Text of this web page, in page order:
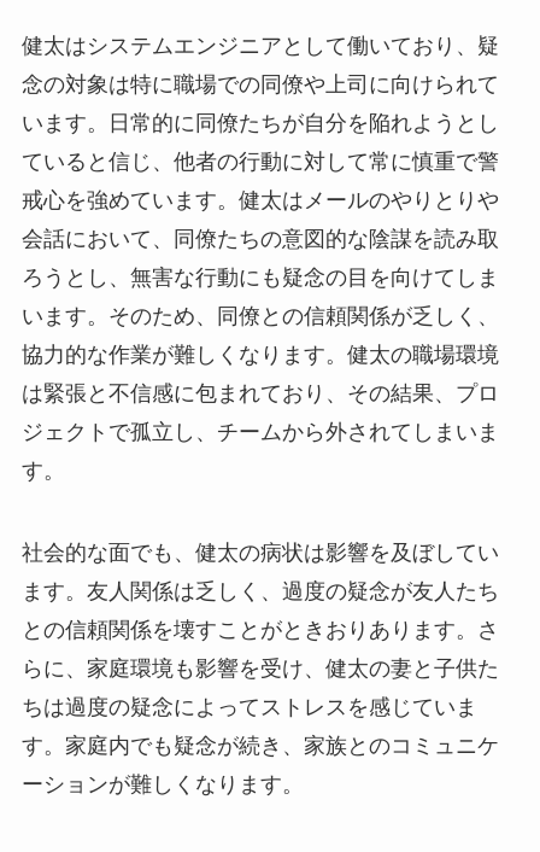
健太はシステムエンジニアとして働いており、疑
念の対象は特に職場での同僚や上司に向けられて
います。日常的に同僚たちが自分を陥れようとし
ていると信じ、他者の行動に対して常に慎重で警
戒心を強めています。健太はメールのやりとりや
会話において、同僚たちの意図的な陰謀を読み取
ろうとし、無害な行動にも疑念の目を向けてしま
います。そのため、同僚との信頼関係が乏しく、
協力的な作業が難しくなります。健太の職場環境
は緊張と不信感に包まれており、その結果、プロ
ジェクトで孤立し、チームから外されてしまいま
す。
社会的な面でも、健太の病状は影響を及ぼしてい
ます。友人関係は乏しく、過度の疑念が友人たち
との信頼関係を壊すことがときおりあります。さ
らに、家庭環境も影響を受け、健太の妻と子供た
ちは過度の疑念によってストレスを感じていま
す。家庭内でも疑念が続き、家族とのコミュニケ
ーションが難しくなります。